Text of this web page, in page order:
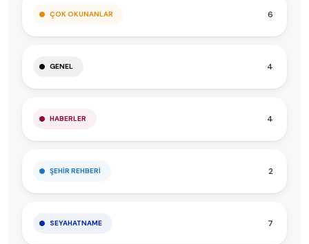
ÇOK OKUNANLAR 6
GENEL 4
HABERLER 4
ŞEHIR REHBERI 2
SEYAHATNAME 7